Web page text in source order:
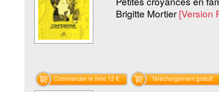
Brigitte Mortier[Version
Commander le livre 12 € Téléchargement gratuit